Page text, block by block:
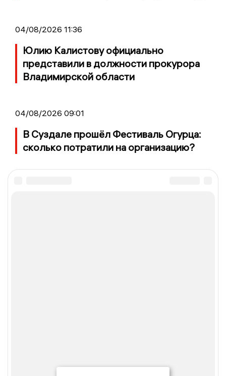
04/08/2026 11:36
Юлию Калистову официально
представили в должности прокурора
Владимирской области
04/08/2026 09:01
В Суздале прошёл Фестиваль Огурца:
сколько потратили на организацию?